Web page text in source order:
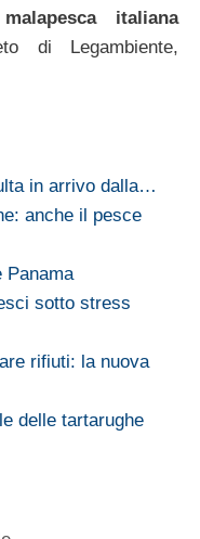
malapesca italiana
di Legambiente,
in arrivo dalla…
anche il pesce
Panama
sotto stress
rifiuti: la nuova
delle tartarughe